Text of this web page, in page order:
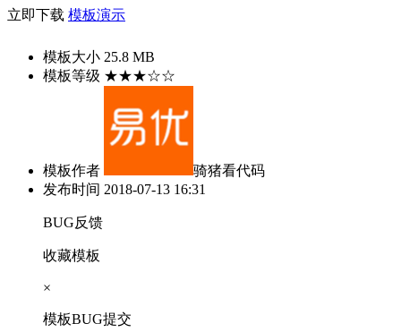
立即下载 模板演示
模板大小 25.8 MB
模板等级 ★★★☆☆
模板作者
骑猪看代码
发布时间 2018-07-13 16:31
BUG反馈
收藏模板
×
模板BUG提交